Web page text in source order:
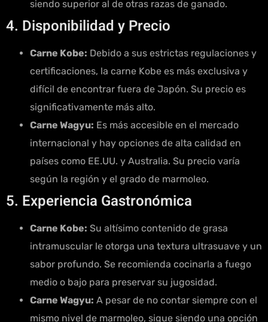
siendo superior al de otras razas de ganado.
4. Disponibilidad y Precio
Carne Kobe: Debido a sus estrictas regulaciones y
certificaciones, la carne Kobe es más exclusiva y
difícil de encontrar fuera de Japón. Su precio es
significativamente más alto.
Carne Wagyu: Es más accesible en el mercado
internacional y hay opciones de alta calidad en
países como EE.UU. y Australia. Su precio varía
según la región y el grado de marmoleo.
5. Experiencia Gastronómica
Carne Kobe: Su altísimo contenido de grasa
intramuscular le otorga una textura ultrasuave y un
sabor profundo. Se recomienda cocinarla a fuego
medio o bajo para preservar su jugosidad.
Carne Wagyu: A pesar de no contar siempre con el
mismo nivel de marmoleo, sigue siendo una opción